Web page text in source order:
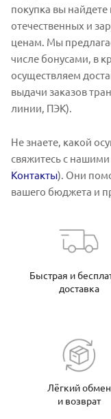
покупка вы
отечественных и
ценам. Мы
числе бонусами, в
осуществляем
выдачи заказов
линии, ПЭК).
Не знаете, какой
свяжитесь с
Контакты). Они
вашего бюджета и
Быстрая и
доставка
Лёгкий обмен
и возврат